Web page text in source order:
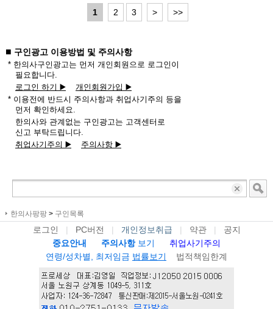
1 2 3 > >>
■ 구인광고 이용방법 및 주의사항
* 한의사구인광고는 먼저 개인회원으로 로그인이
필요합니다.
로그인 하기 ▶️
개인회원가입 ▶️
* 이용전에 반드시 주의사항과 취업사기주의 등을
먼저 확인하세요.
한의사와 관계없는 구인광고는 고객센터로
신고 부탁드립니다.
취업사기주의 ▶️
주의사항 ▶️
한의사팡팡 > 구인목록
로그인 | PC버전 | 개인정보취급 | 약관 |
공지
중요안내
주의사항 보기
취업사기주의
연령/성차별, 최저임금 법률보기 법적책임한계